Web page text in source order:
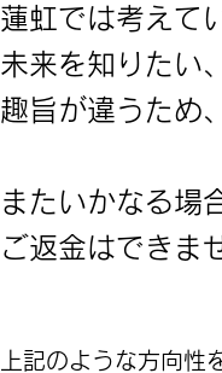
蓮虹では考えて
未来を知りたい
趣旨が違うため
またいかなる場
ご返金はできま
上記のような方向性